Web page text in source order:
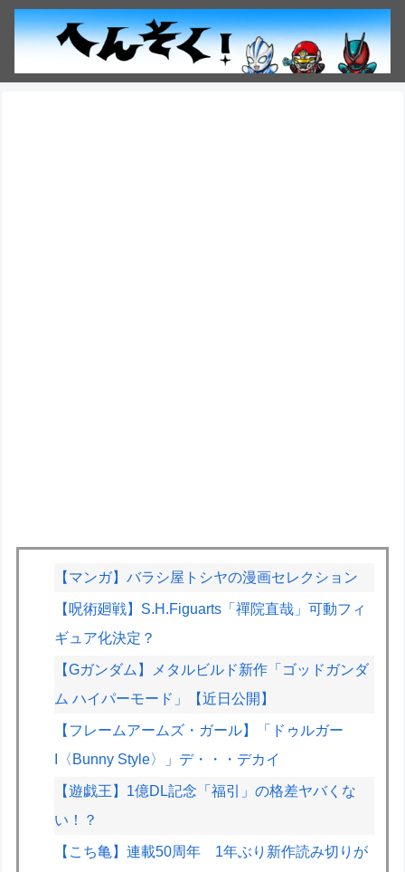
【マンガ】バラシ屋トシヤの漫画セレクション
【呪術廻戦】S.H.Figuarts「禪院直哉」可動フィ
ギュア化決定？
【Gガンダム】メタルビルド新作「ゴッドガンダ
ム ハイパーモード」【近日公開】
【フレームアームズ・ガール】「ドゥルガー
I〈Bunny Style〉」デ・・・デカイ
【遊戯王】1億DL記念「福引」の格差ヤバくな
い！？
【こち亀】連載50周年 1年ぶり新作読み切りが